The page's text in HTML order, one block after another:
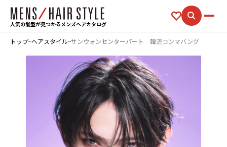
人気の髪型が見つかるメンズヘアカタログ
トップ ヘアスタイル サンウォンセンターパート 韓流コンマバング